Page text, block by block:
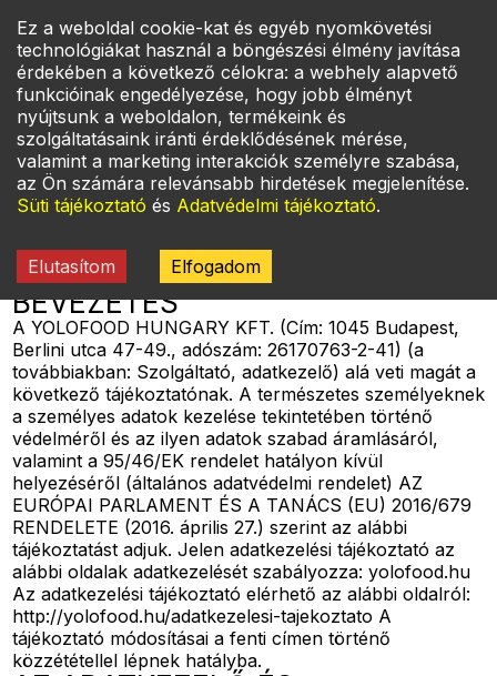
Ez a weboldal cookie-kat és egyéb nyomkövetési
technológiákat használ a böngészési élmény javítása
érdekében a következő célokra: a webhely alapvető
funkcióinak engedélyezése, hogy jobb élményt
nyújtsunk a weboldalon, termékeink és
szolgáltatásaink iránti érdeklődésének mérése,
valamint a marketing interakciók személyre szabása,
az Ön számára relevánsabb hirdetések megjelenítése.
Süti tájékoztató és Adatvédelmi tájékoztató.
Elutasítom Elfogadom
ÉTLAP
Bejelentkezés
Főoldal
Rólunk
Gyik
Kapcsolat
Adatkezelési tájékoztató
következő linken érheti el:GDPR Adatvédelmi
tájékoztató
BEVEZETÉS
A YOLOFOOD HUNGARY KFT. (Cím: 1045 Budapest,
Berlini utca 47-49., adószám: 26170763-2-41) (a
továbbiakban: Szolgáltató, adatkezelő) alá veti magát a
következő tájékoztatónak. A természetes személyeknek
a személyes adatok kezelése tekintetében történő
védelméről és az ilyen adatok szabad áramlásáról,
valamint a 95/46/EK rendelet hatályon kívül
helyezéséről (általános adatvédelmi rendelet) AZ
EURÓPAI PARLAMENT ÉS A TANÁCS (EU) 2016/679
RENDELETE (2016. április 27.) szerint az alábbi
tájékoztatást adjuk. Jelen adatkezelési tájékoztató az
alábbi oldalak adatkezelését szabályozza: yolofood.hu
Az adatkezelési tájékoztató elérhető az alábbi oldalról:
http://yolofood.hu/adatkezelesi-tajekoztato A
tájékoztató módosításai a fenti címen történő
közzététellel lépnek hatályba.